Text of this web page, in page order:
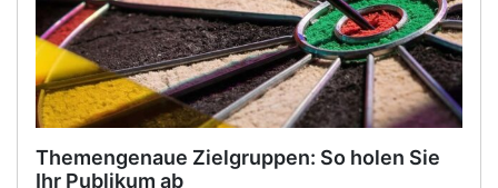
Themengenaue Zielgruppen: So holen Sie
Ihr Publikum ab